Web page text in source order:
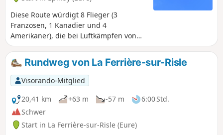
Diese Route würdigt 8 Flieger (3
Franzosen, 1 Kanadier und 4
Amerikaner), die bei Luftkämpfen von
1940 bis 1944 ums Leben kamen.
Entlang der Strecke befinden sich
Informationstafeln. Diese Route bietet
zudem landschaftliche Eindrücke durch
die Vallons d'Épinay. Die Strecke kann
als Rundweg von etwa zwanzig
Kilometern oder als zwei Rundwege von
jeweils etwa zehn Kilometern
zurückgelegt werden.
Rundweg von La Ferrière-sur-Risle
Visorando-Mitglied
20,41 km
+63 m -57 m
6:00 Std.
Schwer
Start in La Ferrière-sur-Risle (Eure)